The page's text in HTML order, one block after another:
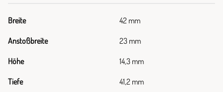
Breite 42 mm
Anstoßbreite 23 mm
Höhe 14,3 mm
Tiefe 41,2 mm